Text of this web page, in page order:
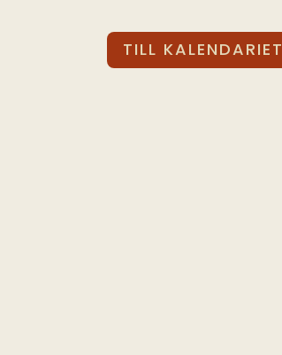
TILL KALENDARIET